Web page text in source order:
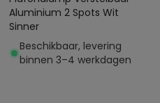
Aluminium 2 Spots Wit
Sinner
Beschikbaar, levering
binnen 3–4 werkdagen